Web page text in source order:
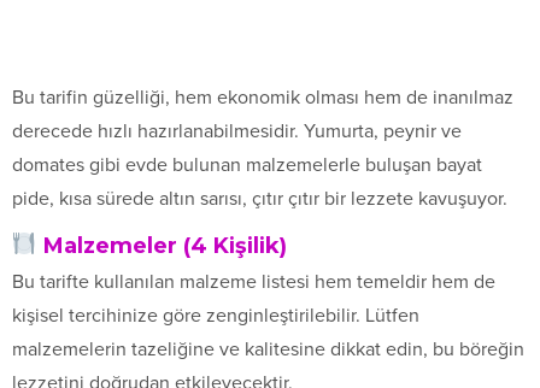
Bu tarifin güzelliği, hem ekonomik olması hem de inanılmaz
derecede hızlı hazırlanabilmesidir. Yumurta, peynir ve
domates gibi evde bulunan malzemelerle buluşan bayat
pide, kısa sürede altın sarısı, çıtır çıtır bir lezzete kavuşuyor.
Malzemeler (4 Kişilik)
Bu tarifte kullanılan malzeme listesi hem temeldir hem de
kişisel tercihinize göre zenginleştirilebilir. Lütfen
malzemelerin tazeliğine ve kalitesine dikkat edin, bu böreğin
lezzetini doğrudan etkileyecektir.